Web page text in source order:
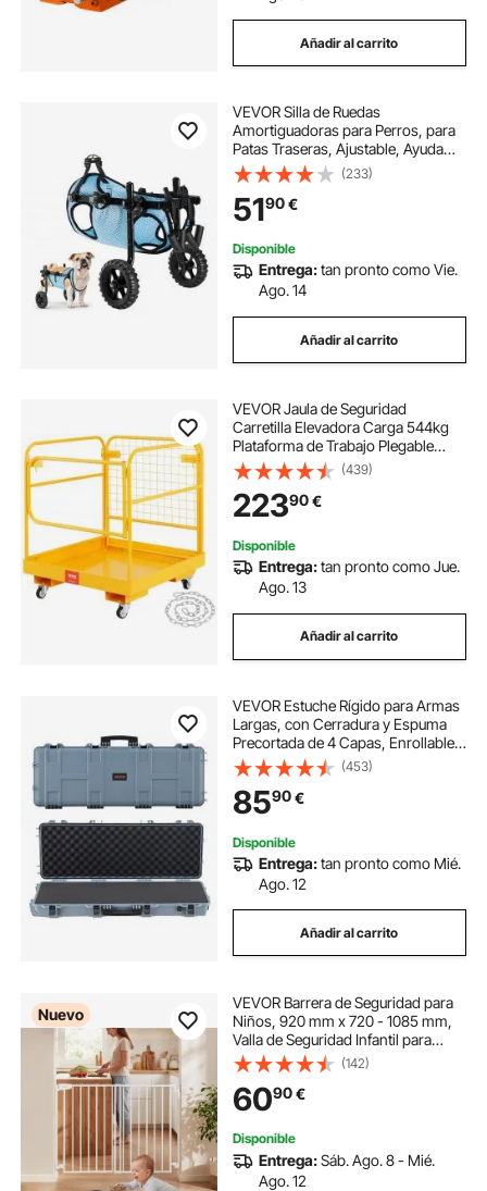
Añadir al carrito
VEVOR Silla de Ruedas
Amortiguadoras para Perros, para
Patas Traseras, Ajustable, Ayuda
para Caminar para Perros
Discapacitados, Paralizados o
Lesionados de hasta 15 kg, Talla M,
Negro y Azul
(233)
5190€
Disponible
Entrega:tan pronto como Vie.
Ago. 14
Añadir al carrito
VEVOR Jaula de Seguridad
Carretilla Elevadora Carga 544kg
Plataforma de Trabajo Plegable
92x92cm 1-2 personas Ruedas
Giratorias Bloqueables Cadena de
Drenaje con Orificio Seguridad para
Trabajo Aéreo
(439)
22390€
Disponible
Entrega:tan pronto como Jue.
Ago. 13
Añadir al carrito
VEVOR Estuche Rígido para Armas
Largas, con Cerradura y Espuma
Precortada de 4 Capas, Enrollable,
Resistente al Agua IP67 y Polvo, 109
x 41 x 15,5 cm, Color Gris, para
Viajes en Avión y Tren
(453)
8590€
Disponible
Entrega:tan pronto como Mié.
Ago. 12
Añadir al carrito
Nuevo
VEVOR Barrera de Seguridad para
Niños, 920 mm x 720 - 1085 mm,
Valla de Seguridad Infantil para
Gatos y Perros, con Doble Bloqueo
Cierre Automático, Apertura de Una
Mano, para Escaleras Hogar,
Blanco
(142)
6090€
Disponible
Entrega:Sáb. Ago. 8 - Mié.
Ago. 12